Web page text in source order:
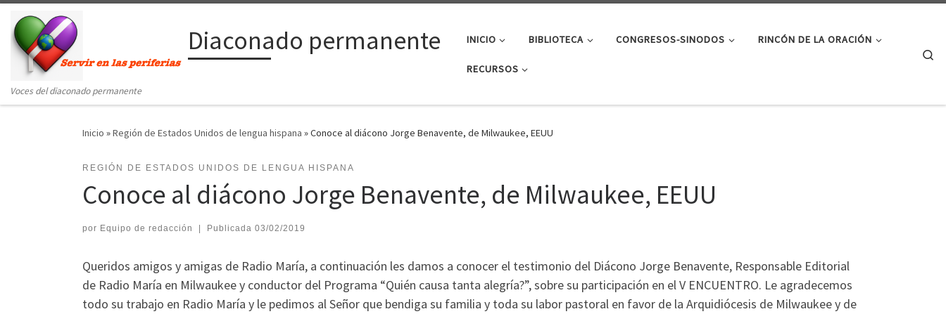
Saltar al contenido
Diaconado permanente
Voces del diaconado permanente
INICIO BIBLIOTECA CONGRESOS-SINODOS RINCÓN DE LA ORACIÓN
RECURSOS
Inicio »Región de Estados Unidos de lengua hispana »Conoce al diácono Jorge Benavente, de Milwaukee, EEUU
REGIÓN DE ESTADOS UNIDOS DE LENGUA HISPANA
Conoce al diácono Jorge Benavente, de Milwaukee, EEUU
por Equipo de redacción Publicada 03/02/2019
Queridos amigos y amigas de Radio María, a continuación les damos a conocer el testimonio del Diácono Jorge Benavente, Responsable Editorial
de Radio María en Milwaukee y conductor del Programa “Quién causa tanta alegría?”, sobre su participación en el V ENCUENTRO. Le agradecemos
todo su trabajo en Radio María y le pedimos al Señor que bendiga su familia y toda su labor pastoral en favor de la Arquidiócesis de Milwaukee y de